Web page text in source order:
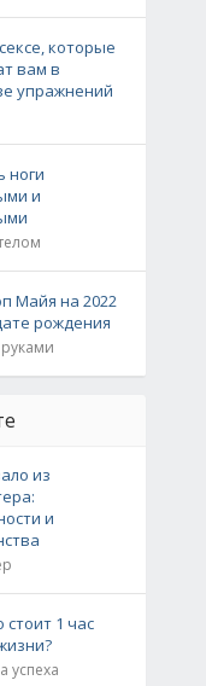
которые
вам в
упражнений
ноги
и
Майя на 2022
рождения
из
и
стоит 1 час
успеха